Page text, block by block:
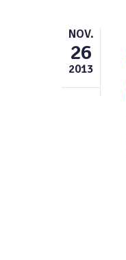
NOV.
26
2013